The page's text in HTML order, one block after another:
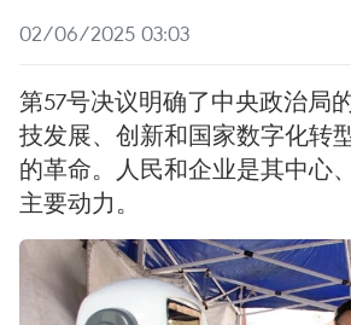
02/06/2025 03:03
第57号决议明确了中央政治局
技发展、创新和国家数字化转
的革命。人民和企业是其中心
主要动力。